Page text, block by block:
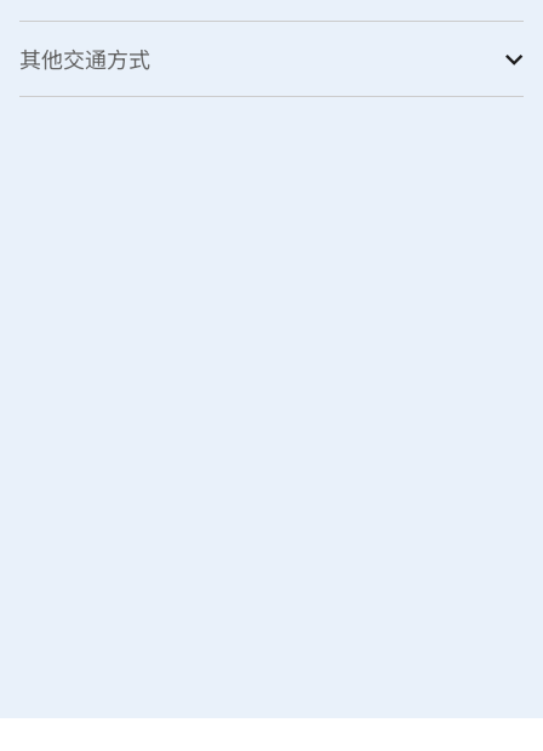
其他交通方式